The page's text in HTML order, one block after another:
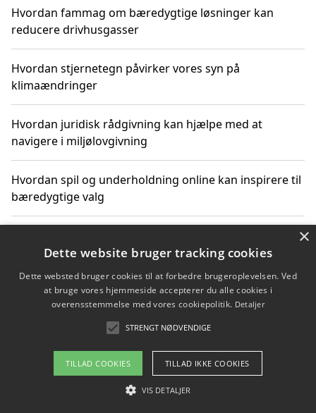
Hvordan fammag om bæredygtige løsninger kan
reducere drivhusgasser
Hvordan stjernetegn påvirker vores syn på
klimaændringer
Hvordan juridisk rådgivning kan hjælpe med at
navigere i miljølovgivning
Hvordan spil og underholdning online kan inspirere til
bæredygtige valg
transport og nedbringe CO2-udledning
Copyright 2026 - Pilanto Aps
Om / kontakt
×
Dette website bruger tracking cookies
Dette websted bruger cookies til at forbedre brugeroplevelsen. Ved
at bruge vores hjemmeside accepterer du alle cookies i
overensstemmelse med vores cookiepolitik. Detaljer
STRENGT NØDVENDIGE
TILLAD COOKIES TILLAD IKKE COOKIES
VIS DETALJER